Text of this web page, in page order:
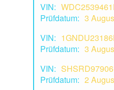
VIN:
Prüfdatum: 3
VIN:
Prüfdatum: 3
VIN:
Prüfdatum: 2